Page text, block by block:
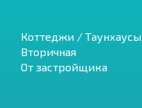
Коттеджи / Таунхаусы
Вторичная
От застройщика